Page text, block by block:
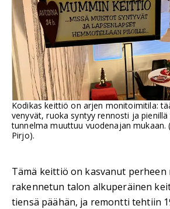
Kodikas keittiö on arjen monitoimitila:
venyvät, ruoka syntyy rennosti ja
tunnelma muuttuu vuodenajan mukaan.
Pirjo).
Tämä keittiö on kasvanut perheen
rakennetun talon alkuperäinen
tiensä päähän, ja remontti tehtiin